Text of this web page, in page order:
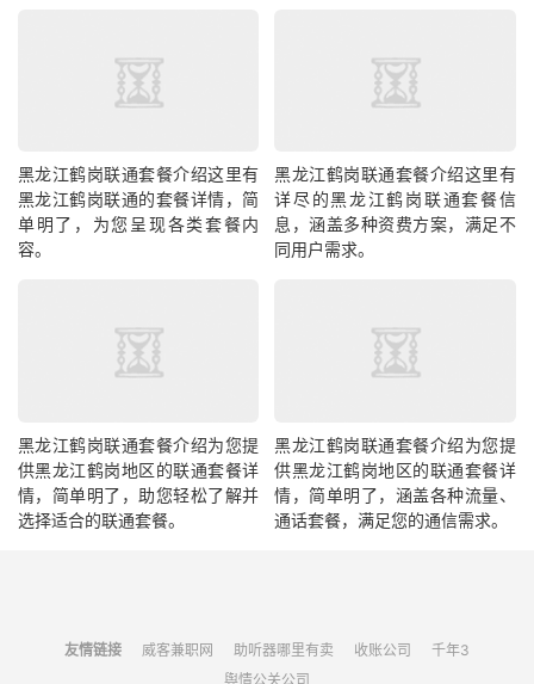
黑龙江鹤岗联通套餐介绍这里有
黑龙江鹤岗联通的套餐详情，简
单明了，为您呈现各类套餐内
容。
黑龙江鹤岗联通套餐介绍这里有
详尽的黑龙江鹤岗联通套餐信
息，涵盖多种资费方案，满足不
同用户需求。
黑龙江鹤岗联通套餐介绍为您提
供黑龙江鹤岗地区的联通套餐详
情，简单明了，助您轻松了解并
选择适合的联通套餐。
黑龙江鹤岗联通套餐介绍为您提
供黑龙江鹤岗地区的联通套餐详
情，简单明了，涵盖各种流量、
通话套餐，满足您的通信需求。
友情链接 威客兼职网 助听器哪里有卖 收账公司
千年3
舆情公关公司